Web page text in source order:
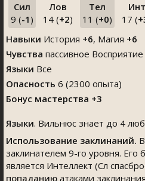
Сил
9 (-1 )
Лов
14 (+2)
Тел
11 (+0)
Инт
17 (
Навыки История +6, Магия +6
Чувства пассивное Восприятие
Языки Все
Опасность 6 (2300 опыта)
Бонус мастерства +3
Языки. Вильнюс знает до 4
Использование заклинаний.
заклинателем 9-го уровня. Его
является Интеллект (Сл
попаданию атаками